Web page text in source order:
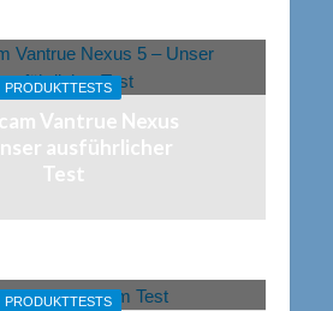
PRODUKTTESTS
Vantrue Nexus
ausführlicher
Test
PRODUKTTESTS